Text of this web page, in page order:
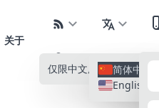
关于
仅限中文所有语种简体中文
English